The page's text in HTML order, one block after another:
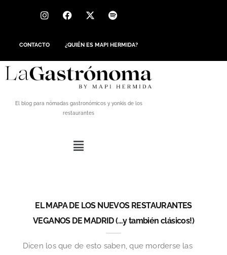
CONTACTO ¿QUIÉN ES MAPI HERMIDA?
El blog para nómadas gastronómicos y yonkis de los
restaurantes
EL MAPA DE LOS NUEVOS RESTAURANTES
VEGANOS DE MADRID (…y también clásicos!)
Dicen los que de esto saben, que morderse las